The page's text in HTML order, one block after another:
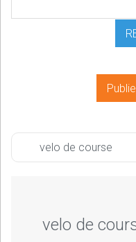
velo de course
velo de